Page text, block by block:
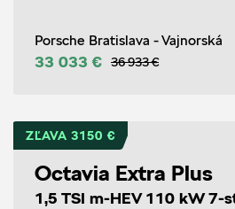
Porsche Bratislava - Vajnorská
33 033 € 36 933 €
ZĽAVA 3150 €
Octavia Extra Plus
1,5 TSI m-HEV 110 kW 7-